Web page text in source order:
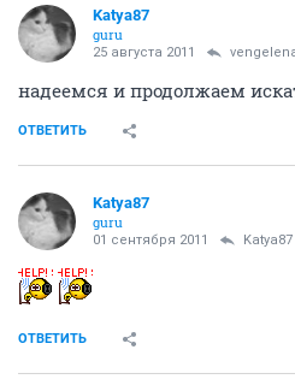
Katya87
guru
25 августа 2011
надеемся и продолжаем
ОТВЕТИТЬ
Katya87
guru
01 сентября 2011 Katya87
ОТВЕТИТЬ